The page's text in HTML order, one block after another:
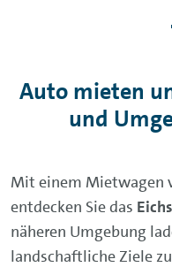
Auto mieten
und
Mit einem Mietwagen
entdecken Sie das
näheren Umgebung
landschaftliche Ziele